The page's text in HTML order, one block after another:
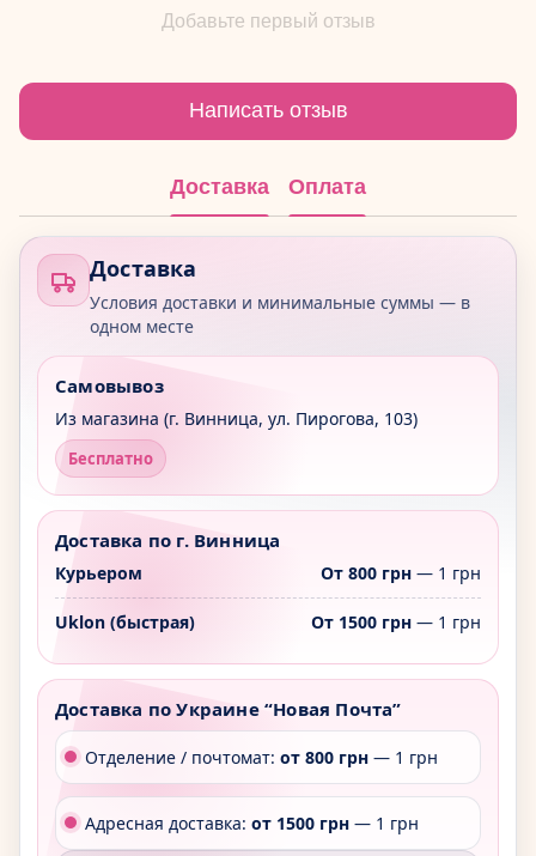
Добавьте первый отзыв
Написать отзыв
Доставка Оплата
Доставка
Условия доставки и минимальные суммы — в
одном месте
Самовывоз
Из магазина (г. Винница, ул. Пирогова, 103)
Бесплатно
Доставка по г. Винница
Курьером От 800 грн— 1 грн
Uklon (быстрая) От 1500 грн— 1 грн
Доставка по Украине “Новая Почта”
Отделение / почтомат: от 800 грн — 1 грн
Адресная доставка: от 1500 грн — 1 грн